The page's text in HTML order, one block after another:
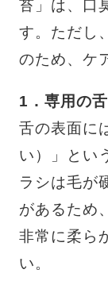
苔」は、口
す。ただし
のため、ケ
1．専用の
舌の表面に
い）」とい
ラシは毛が
があるため
非常に柔ら
い。